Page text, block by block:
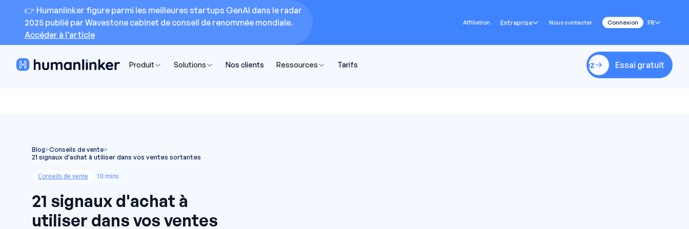
👉 Humanlinker figure parmi les meilleures startups GenAI dans le radar
2025 publié par Wavestone cabinet de conseil de renommée mondiale.
Accéder à l’article
Affiliation Entreprise Nous contacter Connexion FR
Produit Solutions Nos clients Ressources Tarifs Commencez Essai gratuit
Blog>Conseils de vente>
21 signaux d'achat à utiliser dans vos ventes sortantes
Conseils de vente 10 mins
21 signaux d'achat à
utiliser dans vos ventes